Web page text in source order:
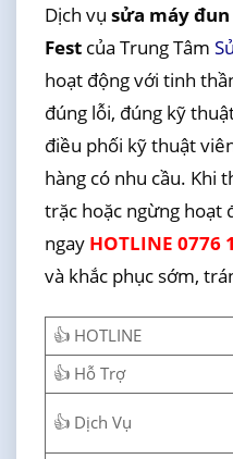
Dịch vụ sửa máy
Festcủa Trung Tâm
hoạt động với tinh
đúng lỗi, đúng kỹ
điều phối kỹ thuật
hàng có nhu cầu. Khi
trặc hoặc ngừng hoạt
ngay HOTLINE 0776
và khắc phục sớm,
👍 HOTLINE
👍 Hỗ Trợ
👍 Dịch Vụ